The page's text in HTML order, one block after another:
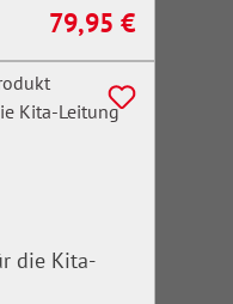
Regulärer Preis:
79,95 €
die Kita-